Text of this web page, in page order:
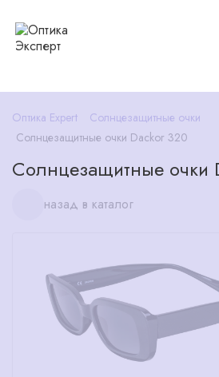
Оптика Expert
Солнцезащитные очки
Солнцезащитные очки Dackor 320
Солнцезащитные очки
назад в каталог